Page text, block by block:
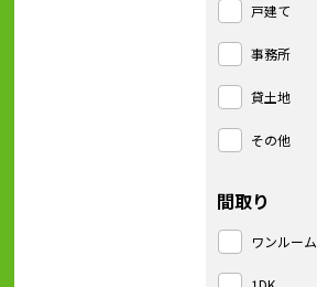
戸建て
事務所
貸土地
その他
間取り
ワンルーム